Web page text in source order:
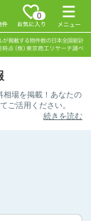
0
相場を掲載！あなたの
ご活用ください。
続きを読む